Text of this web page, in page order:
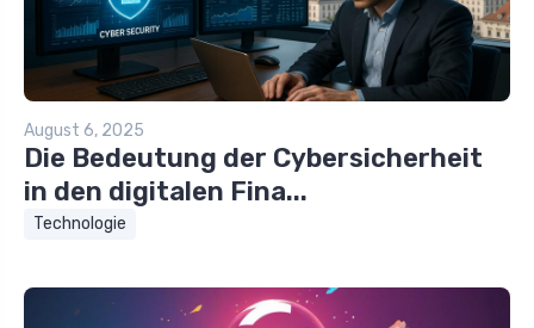
August 6, 2025
Die Bedeutung der Cybersicherheit
in den digitalen Fina...
Technologie